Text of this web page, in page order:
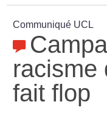
Communiqué UCL
racisme
fait flop